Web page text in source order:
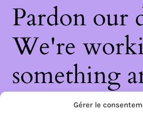
Gérer le
Pardon our
We're
something
— check